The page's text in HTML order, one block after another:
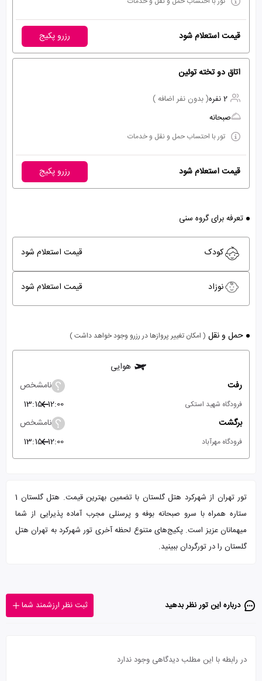
قیمت استعلام شود رزرو پکیج
اتاق دو تخته توئین
2 نفره
( بدون نفر اضافه )
صبحانه
تور با احتساب حمل و نقل و خدمات
قیمت استعلام شود رزرو پکیج
تعرفه برای گروه سنی
کودک قیمت استعلام شود
نوزاد قیمت استعلام شود
حمل و نقل ( امکان تغییر پروازها در رزرو وجود خواهد داشت )
هوایی
رفت
نامشخص
فرودگاه شهید استکی 12:00
13:15
برگشت
نامشخص
فرودگاه مهرآباد 12:00
13:15
تور تهران از شهرکرد هتل گلستان با تضمین بهترین قیمت. هتل گلستان 1
ستاره همراه با سرو صبحانه بوفه و پرسنلی مجرب آماده پذیرایی از شما
میهمانان عزیز است. پکیج‌های متنوع لحظه آخری تور شهرکرد به تهران هتل
گلستان را در تورگردان ببینید.
درباره این تور‌ نظر بدهید ثبت نظر ارزشمند شما
در رابطه با این مطلب دیدگاهی وجود ندارد